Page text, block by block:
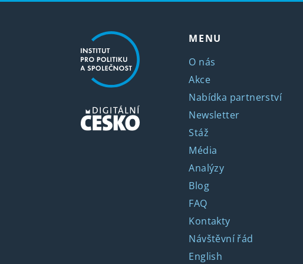
MENU
O nás
Akce
Nabídka partnerství
Newsletter
Stáž
Média
Analýzy
Blog
FAQ
Kontakty
Návštěvní řád
English